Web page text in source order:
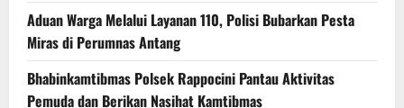
Aduan Warga Melalui Layanan 110, Polisi Bubarkan Pesta
Miras di Perumnas Antang
Bhabinkamtibmas Polsek Rappocini Pantau Aktivitas
Pemuda dan Berikan Nasihat Kamtibmas